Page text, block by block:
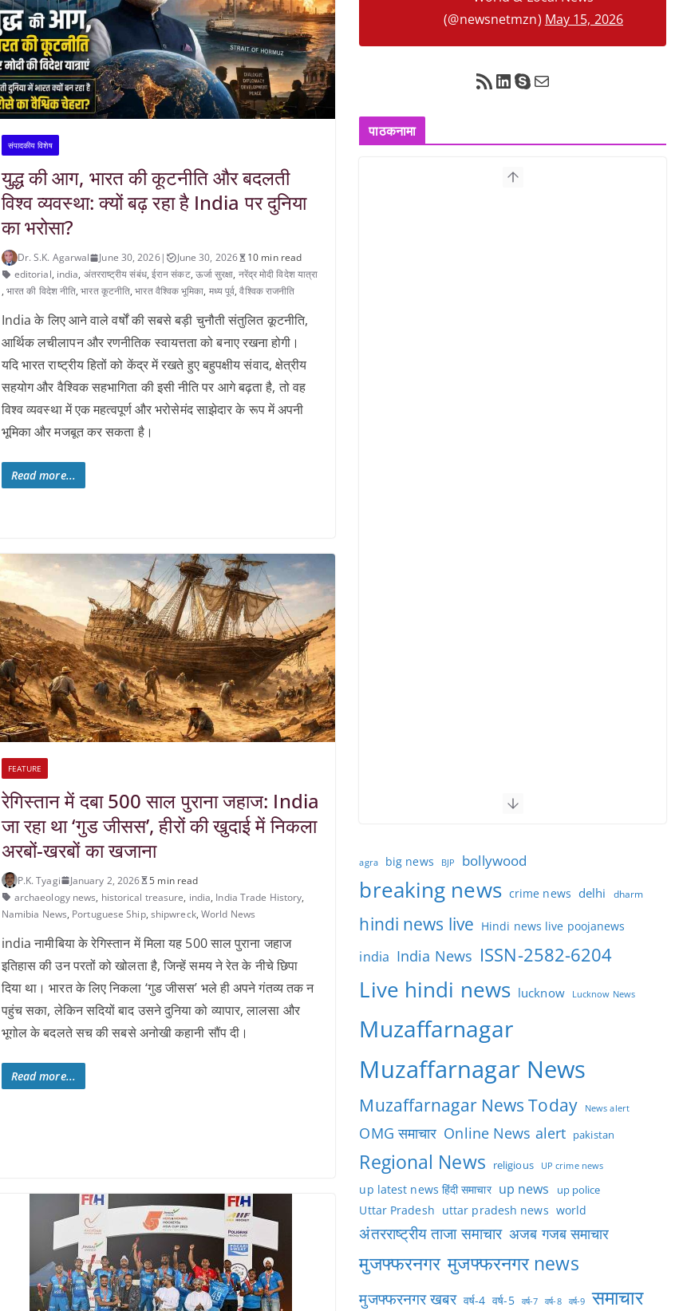
संपादकीय विशेष
युद्ध की आग, भारत की कूटनीति और बदलती
विश्व व्यवस्था: क्यों बढ़ रहा है India पर दुनिया
का भरोसा?
Dr. S.K. Agarwal June 30, 2026| June 30, 2026
10 min read
editorial, india, अंतरराष्ट्रीय संबंध, ईरान संकट, ऊर्जा सुरक्षा, नरेंद्र मोदी विदेश यात्रा
, भारत की विदेश नीति,भारत कूटनीति,भारत वैश्विक भूमिका, मध्य पूर्व,वैश्विक राजनीति
India के लिए आने वाले वर्षों की सबसे बड़ी चुनौती संतुलित कूटनीति,
आर्थिक लचीलापन और रणनीतिक स्वायत्तता को बनाए रखना होगी।
यदि भारत राष्ट्रीय हितों को केंद्र में रखते हुए बहुपक्षीय संवाद, क्षेत्रीय
सहयोग और वैश्विक सहभागिता की इसी नीति पर आगे बढ़ता है, तो वह
विश्व व्यवस्था में एक महत्वपूर्ण और भरोसेमंद साझेदार के रूप में अपनी
भूमिका और मजबूत कर सकता है।
Read more...
FEATURE
रेगिस्तान में दबा 500 साल पुराना जहाज: India
जा रहा था ‘गुड जीसस’, हीरों की खुदाई में निकला
अरबों-खरबों का खजाना
P.K. Tyagi January 2, 2026
5 min read
archaeology news, historical treasure, india, India Trade History,
Namibia News, Portuguese Ship, shipwreck, World News
india नामीबिया के रेगिस्तान में मिला यह 500 साल पुराना जहाज
इतिहास की उन परतों को खोलता है, जिन्हें समय ने रेत के नीचे छिपा
दिया था। भारत के लिए निकला ‘गुड जीसस’ भले ही अपने गंतव्य तक न
पहुंच सका, लेकिन सदियों बाद उसने दुनिया को व्यापार, लालसा और
भूगोल के बदलते सच की सबसे अनोखी कहानी सौंप दी।
Read more...
(@newsnetmzn) May 15, 2026
RSS Feed LinkedIn Skype Mail
पाठकनामा
agra big news BJP bollywood
breaking news crime news delhi dharm
hindi news live Hindi news live poojanews
india India News ISSN-2582-6204
Live hindi news lucknow Lucknow News
Muzaffarnagar
Muzaffarnagar News
Muzaffarnagar News Today News alert
OMG समाचार Online News alert pakistan
Regional News religious UP crime news
up latest news हिंदी समाचार up news up police
Uttar Pradesh uttar pradesh news world
अंतरराष्ट्रीय ताजा समाचार अजब गजब समाचार
मुजफ्फरनगर मुजफ्फरनगर news
मुजफ्फरनगर खबर वर्ष-4 वर्ष-5 वर्ष-7 वर्ष-8 वर्ष-9 समाचार